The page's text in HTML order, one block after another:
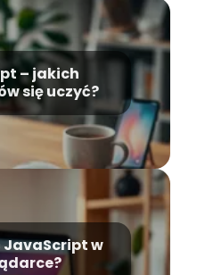
– jakich
się uczyć?
JavaScript w